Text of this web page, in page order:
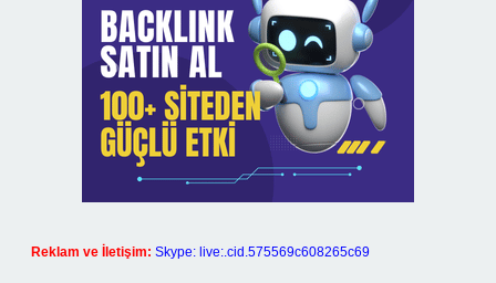
Reklam ve İletişim: Skype: live:.cid.575569c608265c69